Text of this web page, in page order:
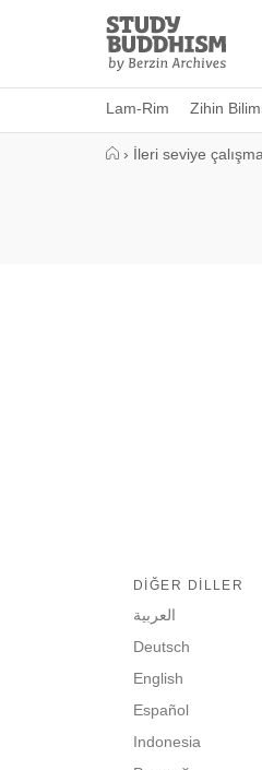
Study
Buddhism
Home
Lam-Rim Zihin
› İleri seviye
DIĞER DILLER
العربية
Deutsch
English
Español
Indonesia